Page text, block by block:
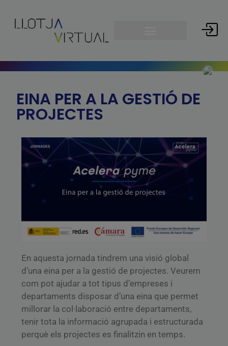
EINA PER A LA GESTIÓ DE
PROJECTES
En aquesta jornada tindrem una visió global
d’una eina per a la gestió de projectes. Veurem
com pot ajudar a tot tipus d’empreses i
departaments disposar d’una eina que permet
millorar la col·laboració entre departaments,
tenir tota la informació agrupada i estructurada
perquè els projectes es finalitzin en temps.